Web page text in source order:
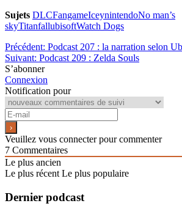
Sujets DLCFangameIceynintendoNo man’s
skyTitanfallubisoftWatch Dogs
Précédent: Podcast 207 : la narration selon
Suivant: Podcast 209 : Zelda Souls
S’abonner
Connexion
Notification pour
Veuillez vous connecter pour commenter
7 Commentaires
Le plus ancien
Le plus récent Le plus populaire
Dernier podcast